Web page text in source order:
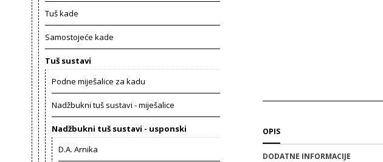
OPIS
DODATNE INFORMACIJE
Tuš kade
Samostojeće kade
Tuš sustavi
Podne miješalice za kadu
Nadžbukni tuš sustavi - miješalice
Nadžbukni tuš sustavi - usponski
D.A. Arnika